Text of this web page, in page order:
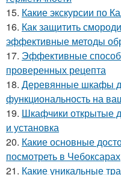
15. Какие экскурсии по
16. Как защитить
эффективные методы
17. Эффективные
проверенных рецепта
18. Деревянные шкафы
функциональность на
19. Шкафчики открытые
и установка
20. Какие основные
посмотреть в Чебоксарах
21. Какие уникальные